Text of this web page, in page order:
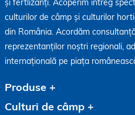
și fertlizanți. Acoperim întreg
culturilor de câmp și culturilor
din România. Acordăm
reprezentanților noștri regionali,
internațională pe piața
Produse
Culturi de câmp